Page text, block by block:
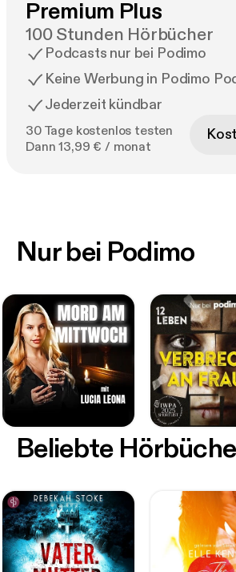
Premium Plus
100 Stunden Hörbücher
Podcasts nur bei Podimo
Keine Werbung in Podimo
Jederzeit kündbar
30 Tage kostenlos testen
Dann 13,99 € / monat
Nur bei Podimo
Beliebte